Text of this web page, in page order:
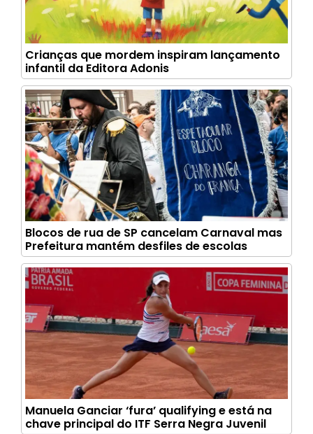
Crianças que mordem inspiram lançamento
infantil da Editora Adonis
Blocos de rua de SP cancelam Carnaval mas
Prefeitura mantém desfiles de escolas
Manuela Ganciar ‘fura’ qualifying e está na
chave principal do ITF Serra Negra Juvenil